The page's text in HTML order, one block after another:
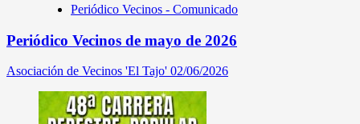
Periódico Vecinos - Comunicado
Periódico Vecinos de mayo de 2026
Asociación de Vecinos 'El Tajo' 02/06/2026